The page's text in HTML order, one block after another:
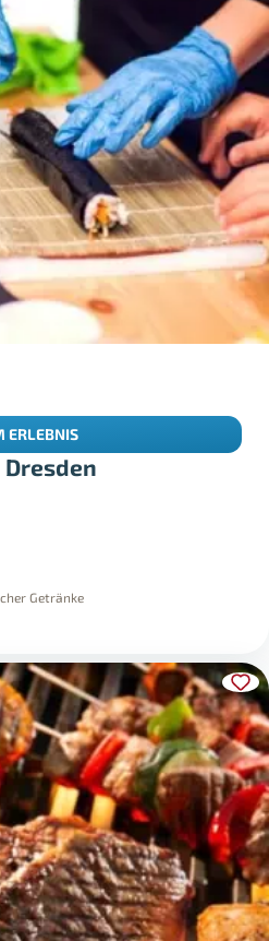
Getränke
ERLEBNIS